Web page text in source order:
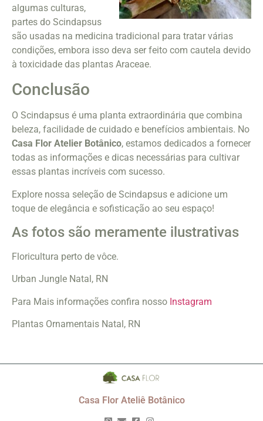
algumas culturas,
partes do Scindapsus
são usadas na medicina tradicional para tratar várias
condições, embora isso deva ser feito com cautela devido
à toxicidade das plantas Araceae.
Conclusão
O Scindapsus é uma planta extraordinária que combina
beleza, facilidade de cuidado e benefícios ambientais. No
Casa Flor Atelier Botânico, estamos dedicados a fornecer
todas as informações e dicas necessárias para cultivar
essas plantas incríveis com sucesso.
Explore nossa seleção de Scindapsus e adicione um
toque de elegância e sofisticação ao seu espaço!
As fotos são meramente ilustrativas
Floricultura perto de vôce.
Urban Jungle Natal, RN
Para Mais informações confira nosso Instagram
Plantas Ornamentais Natal, RN
Casa Flor Ateliê Botânico